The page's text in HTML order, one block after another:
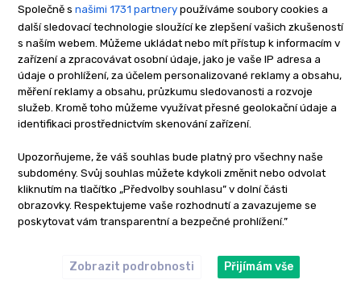
NEWSLETTER
Přihlásit se
Zásady zpracování osobních údajů
Společně s našimi 1731 partnery používáme soubory cookies a
další sledovací technologie sloužící ke zlepšení vašich zkušeností
s naším webem. Můžeme ukládat nebo mít přístup k informacím v
zařízení a zpracovávat osobní údaje, jako je vaše IP adresa a
údaje o prohlížení, za účelem personalizované reklamy a obsahu,
měření reklamy a obsahu, průzkumu sledovanosti a rozvoje
služeb. Kromě toho můžeme využívat přesné geolokační údaje a
identifikaci prostřednictvím skenování zařízení.
Upozorňujeme, že váš souhlas bude platný pro všechny naše
subdomény. Svůj souhlas můžete kdykoli změnit nebo odvolat
kliknutím na tlačítko „Předvolby souhlasu” v dolní části
obrazovky. Respektujeme vaše rozhodnutí a zavazujeme se
poskytovat vám transparentní a bezpečné prohlížení.”
Zobrazit podrobnosti Přijímám vše